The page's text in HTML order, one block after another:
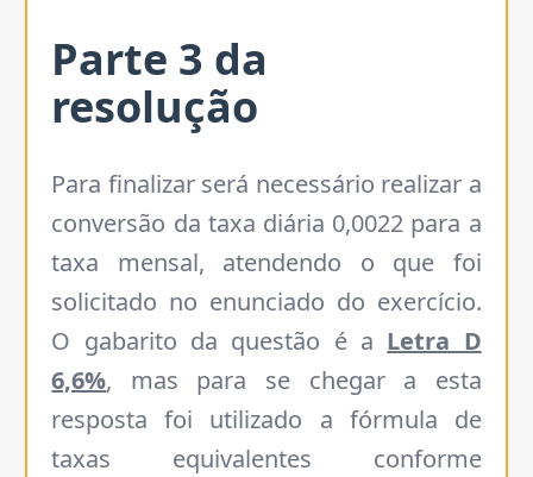
Parte 3 da
resolução
Para finalizar será necessário realizar a
conversão da taxa diária 0,0022 para a
taxa mensal, atendendo o que foi
solicitado no enunciado do exercício.
O gabarito da questão é a Letra D
6,6%, mas para se chegar a esta
resposta foi utilizado a fórmula de
taxas equivalentes conforme